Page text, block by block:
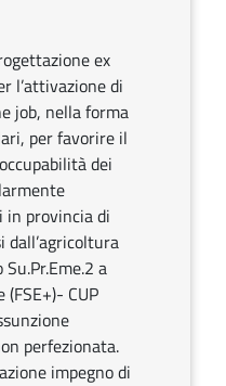
ex
l’attivazione di
job, nella forma
per favorire il
dei
in provincia di
dall’agricoltura
a
CUP
perfezionata.
impegno di